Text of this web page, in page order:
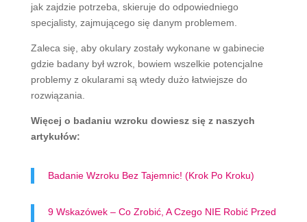
jak zajdzie potrzeba, skieruje do odpowiedniego
specjalisty, zajmującego się danym problemem.
Zaleca się, aby okulary zostały wykonane w gabinecie
gdzie badany był wzrok, bowiem wszelkie potencjalne
problemy z okularami są wtedy dużo łatwiejsze do
rozwiązania.
Więcej o badaniu wzroku dowiesz się z naszych
artykułów:
Badanie Wzroku Bez Tajemnic! (Krok Po Kroku)
9 Wskazówek – Co Zrobić, A Czego NIE Robić Przed